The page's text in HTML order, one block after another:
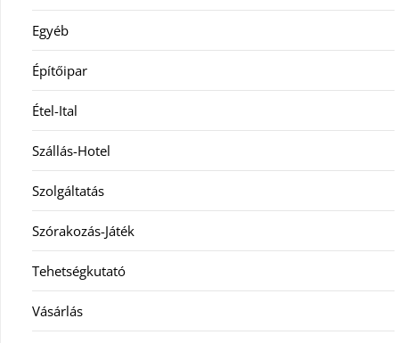
Egyéb
Építőipar
Étel-Ital
Szállás-Hotel
Szolgáltatás
Szórakozás-Játék
Tehetségkutató
Vásárlás